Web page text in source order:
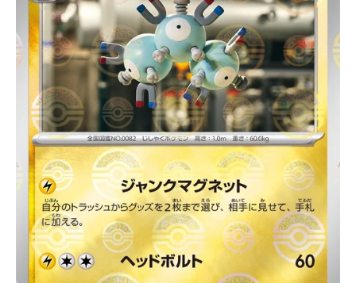
シ
ョ
ッ
プ
ホ
ビ
ビ
通
販
部